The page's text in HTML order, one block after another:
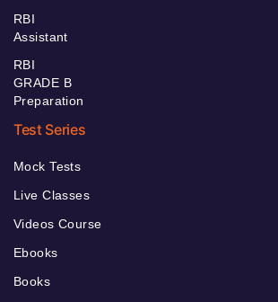
RBI
Assistant
RBI
GRADE B
Preparation
Test Series
Mock Tests
Live Classes
Videos Course
Ebooks
Books